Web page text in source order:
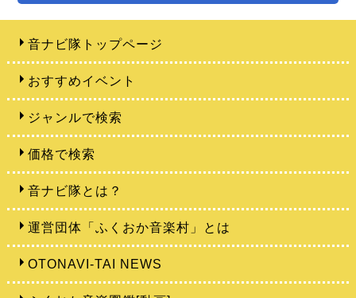
音ナビ隊トップページ
おすすめイベント
ジャンルで検索
価格で検索
音ナビ隊とは？
運営団体「ふくおか音楽村」とは
OTONAVI-TAI NEWS